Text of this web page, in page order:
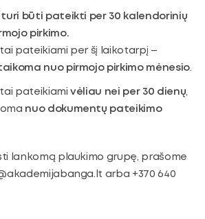
būti pateikti per 30 kalendorinių
pirkimo.
pateikiami per šį laikotarpį –
nuo pirmojo pirkimo mėnesio.
pateikiamivėliau nei per 30 dienų,
nuo dokumentų pateikimo
lankomą plaukimo grupę, prašome
arba +370 640